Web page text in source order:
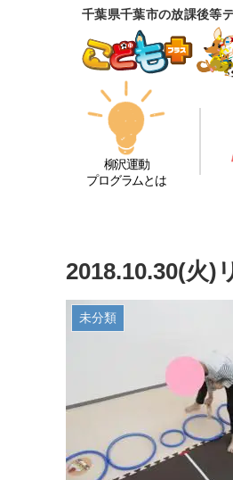
千葉県千葉市の放課後等
柳沢運動
プログラムとは
2018.10.30(火
未分類